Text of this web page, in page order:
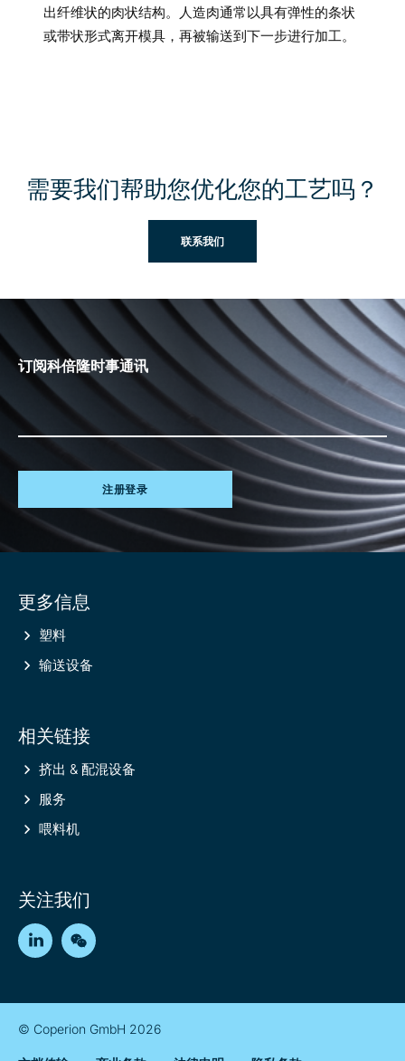
出纤维状的肉状结构。人造肉通常以具有弹性的条状
或带状形式离开模具，再被输送到下一步进行加工。
需要我们帮助您优化您的工艺吗？
联系我们
订阅科倍隆时事通讯
注册登录
information
更多信息
塑料
输送设备
相关链接
挤出 & 配混设备
服务
喂料机
关注我们
LinkedIn
© Coperion GmbH 2026